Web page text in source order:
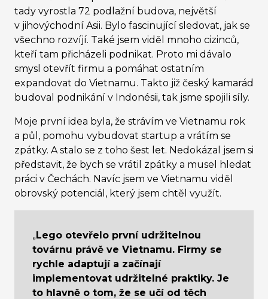
tady vyrostla 72 podlažní budova, největší
v jihovýchodní Asii. Bylo fascinující sledovat, jak se
všechno rozvíjí. Také jsem viděl mnoho cizinců,
kteří tam přicházeli podnikat. Proto mi dávalo
smysl otevřít firmu a pomáhat ostatním
expandovat do Vietnamu. Takto již český kamarád
budoval podnikání v Indonésii, tak jsme spojili síly.
Moje první idea byla, že strávím ve Vietnamu rok
a půl, pomohu vybudovat startup a vrátím se
zpátky. A stalo se z toho šest let. Nedokázal jsem si
představit, že bych se vrátil zpátky a musel hledat
práci v Čechách. Navíc jsem ve Vietnamu viděl
obrovský potenciál, který jsem chtěl využít.
„Lego otevřelo první udržitelnou
továrnu právě ve Vietnamu. Firmy se
rychle adaptují a začínají
implementovat udržitelné praktiky. Je
to hlavně o tom, že se učí od těch